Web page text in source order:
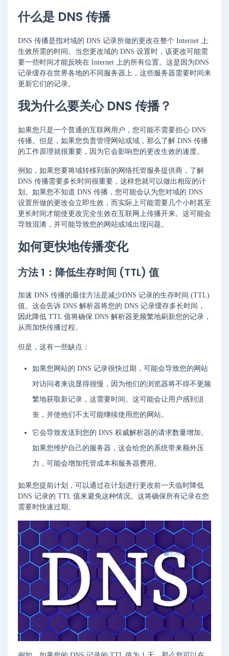
什么是 DNS 传播
DNS 传播是指对域的 DNS 记录所做的更改在整个 Internet 上
生效所需的时间。当您更改域的 DNS 设置时，该更改可能需
要一些时间才能反映在 Internet 上的所有位置。这是因为DNS
记录缓存在世界各地的不同服务器上，这些服务器需要时间来
更新它们的记录。
我为什么要关心 DNS 传播？
如果您只是一个普通的互联网用户，您可能不需要担心 DNS
传播。但是，如果您负责管理网站或域，那么了解 DNS 传播
的工作原理就很重要，因为它会影响您的更改生效的速度。
例如，如果您要将域转移到新的网络托管服务提供商，了解
DNS 传播需要多长时间很重要，这样您就可以做出相应的计
划。如果您不知道 DNS 传播，您可能会认为您对域的 DNS
设置所做的更改会立即生效，而实际上可能需要几个小时甚至
更长时间才能使更改完全生效在互联网上传播开来。这可能会
导致混淆，并可能导致您的网站或域出现问题。
如何更快地传播变化
方法 1：降低生存时间 (TTL) 值
加速 DNS 传播的最佳方法是减少DNS 记录的生存时间 (TTL)
值。这会告诉 DNS 解析器将您的 DNS 记录缓存多长时间，
因此降低 TTL 值将确保 DNS 解析器更频繁地刷新您的记录，
从而加快传播过程。
但是，这有一些缺点：
如果您网站的 DNS 记录很快过期，可能会导致您的网站
对访问者来说显得很慢，因为他们的浏览器将不得不更频
繁地获取新记录，这需要时间。这可能会让用户感到沮
丧，并使他们不太可能继续使用您的网站。
它会导致发送到您的 DNS 权威解析器的请求数量增加。
如果您维护自己的服务器，这会给您的系统带来额外压
力，可能会增加托管成本和服务器费用。
如果您提前计划，可以通过在计划进行更改前一天临时降低
DNS 记录的 TTL 值来避免这种情况。这将确保所有记录在您
需要时快速过期。